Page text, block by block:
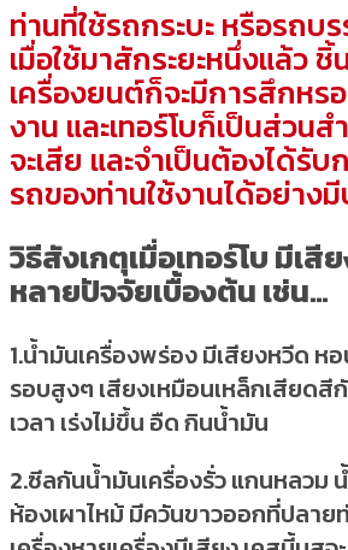
ท่านที่ใช้รถกระบะ หรือรถบ
เมื่อใช้มาสักระยะหนึ่งแล้ว
เครื่องยนต์ก็จะมีการสึกหร
งาน และเทอร์โบก็เป็นส่ว
จะเสีย และจำเป็นต้องได้รับ
รถของท่านใช้งานได้อย่าง
วิธีสังเกตุเมื่อเทอร์โบ มีเสี
หลายปัจจัยเบื้องต้น เช่น…
1.น้ำมันเครื่องพร่อง มีเสียงหวีด ห
รอบสูงๆ เสียงเหมือนเหล็กเสียด
เวลา เร่งไม่ขึ้น อืด กินน้ำมัน
2.ซีลกันน้ำมันเครื่องรั่ว แกนหลวม น้
ห้องเผาไหม้ มีควันขาวออกที่ปลาย